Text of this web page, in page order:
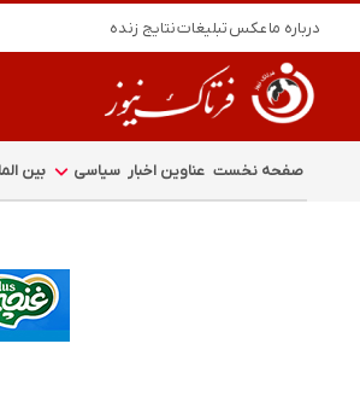
درباره ماعکستبلیغاتنتایج زنده
صفحه نخست عناوین اخبار سیاسی بین